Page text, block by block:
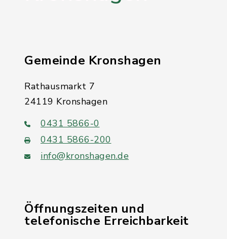
Gemeinde Kronshagen
Rathausmarkt 7
24119 Kronshagen
0431 5866-0
0431 5866-200
info@kronshagen.de
Öffnungszeiten und
telefonische Erreichbarkeit